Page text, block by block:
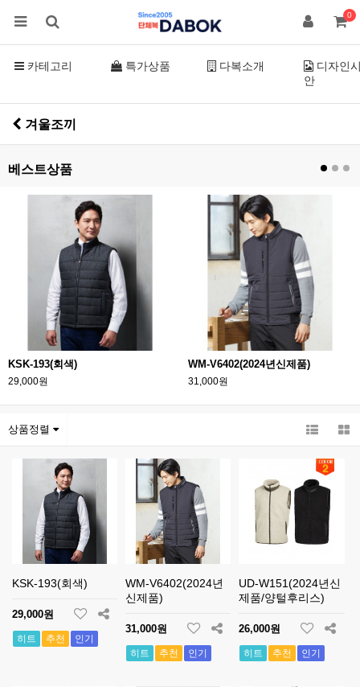
0
카테고리 특가상품 다복소개
디자인
안
겨울조끼
베스트상품
KSK-193(회색)
29,000원
WM-V6402(2024년신제품)
31,000원
상품정렬
KSK-193(회색)
29,000원
히트 추천 인기
WM-V6402(2024년
신제품)
31,000원
히트 추천 인기
UD-W151(2024년신
제품/양털후리스)
26,000원
히트 추천 인기